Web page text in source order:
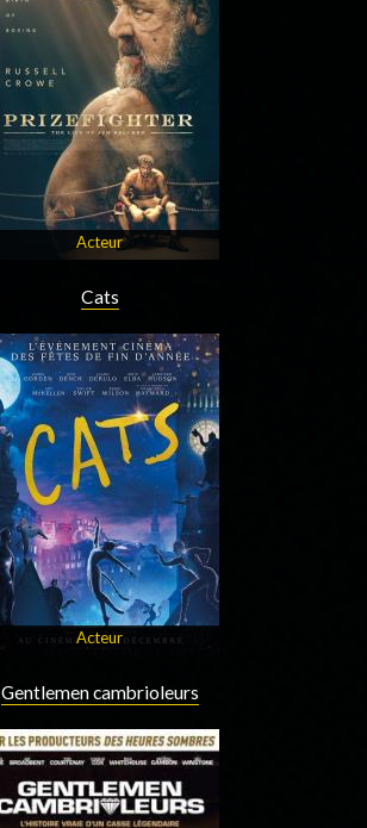
Acteur
Cats
Acteur
Gentlemen cambrioleurs